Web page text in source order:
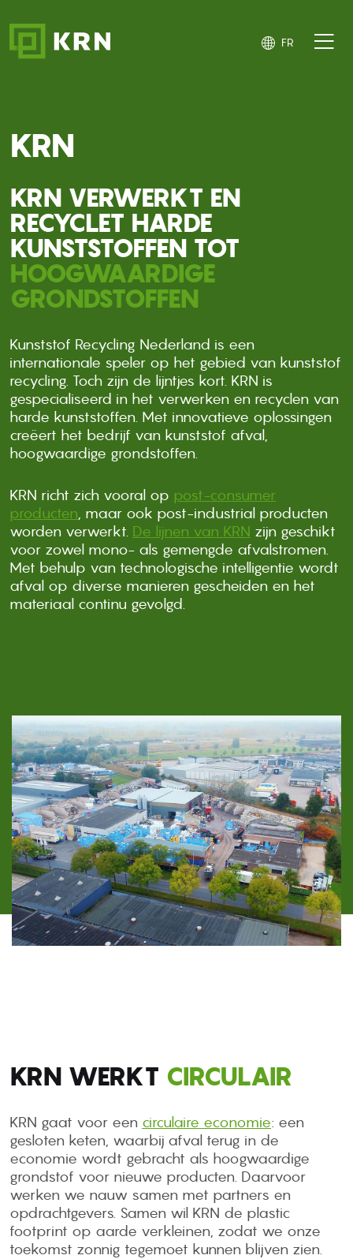
FR
KRN
KRN VERWERKT EN
RECYCLET HARDE
KUNSTSTOFFEN TOT
HOOGWAARDIGE
GRONDSTOFFEN
Kunststof Recycling Nederland is een
internationale speler op het gebied van kunststof
recycling. Toch zijn de lijntjes kort. KRN is
gespecialiseerd in het verwerken en recyclen van
harde kunststoffen. Met innovatieve oplossingen
creëert het bedrijf van kunststof afval,
hoogwaardige grondstoffen.
KRN richt zich vooral op post-consumer
producten, maar ook post-industrial producten
worden verwerkt. De lijnen van KRN zijn geschikt
voor zowel mono- als gemengde afvalstromen.
Met behulp van technologische intelligentie wordt
afval op diverse manieren gescheiden en het
materiaal continu gevolgd.
KRN WERKT CIRCULAIR
KRN gaat voor een circulaire economie: een
gesloten keten, waarbij afval terug in de
economie wordt gebracht als hoogwaardige
grondstof voor nieuwe producten. Daarvoor
werken we nauw samen met partners en
opdrachtgevers. Samen wil KRN de plastic
footprint op aarde verkleinen, zodat we onze
toekomst zonnig tegemoet kunnen blijven zien.